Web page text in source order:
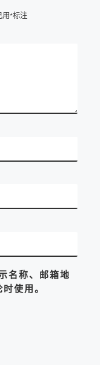
用*标注
名称、邮箱地
使用。